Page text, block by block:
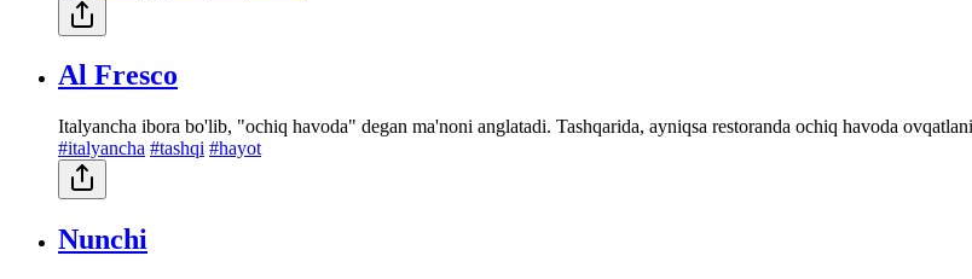
Al Fresco
Italyancha ibora bo'lib, "ochiq havoda" degan ma'noni anglatadi. Tashqarida, ayniqsa restoranda ochiq havoda
#italyancha #tashqi #hayot
Nunchi